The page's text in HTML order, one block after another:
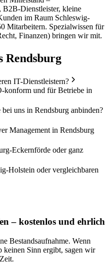
B2B-Dienstleister, kleine
im Raum Schleswig-
Mitarbeitern. Spezialwissen für
Finanzen) bringen wir mit.
Rendsburg
IT-Dienstleistern?
konform und für Betriebe in
uns in Rendsburg anbinden?
Management in Rendsburg
Eckernförde oder ganz
Holstein oder vergleichbaren
– kostenlos und ehrlich
Bestandsaufnahme. Wenn
keinen Sinn ergibt, sagen wir